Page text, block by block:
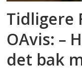
Tidligere
OAvis: –
det bak